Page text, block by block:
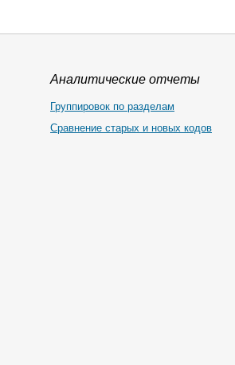
Аналитические отчеты
Группировок по разделам
Сравнение старых и новых кодов